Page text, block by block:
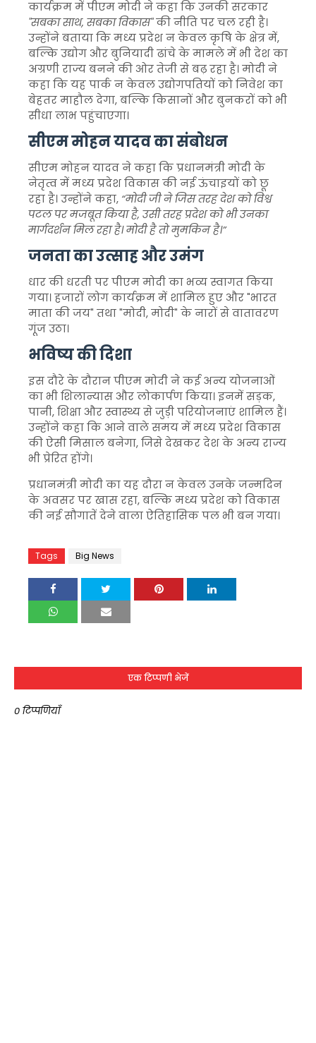
कार्यक्रम में पीएम मोदी ने कहा कि उनकी सरकार
"सबका साथ, सबका विकास"की नीति पर चल रही है।
उन्होंने बताया कि मध्य प्रदेश न केवल कृषि के क्षेत्र में,
बल्कि उद्योग और बुनियादी ढांचे के मामले में भी देश का
अग्रणी राज्य बनने की ओर तेजी से बढ़ रहा है। मोदी ने
कहा कि यह पार्क न केवल उद्योगपतियों को निवेश का
बेहतर माहौल देगा, बल्कि किसानों और बुनकरों को भी
सीधा लाभ पहुंचाएगा।
सीएम मोहन यादव का संबोधन
सीएम मोहन यादव ने कहा कि प्रधानमंत्री मोदी के
नेतृत्व में मध्य प्रदेश विकास की नई ऊंचाइयों को छू
रहा है। उन्होंने कहा, “मोदी जी ने जिस तरह देश को विश्व
पटल पर मजबूत किया है, उसी तरह प्रदेश को भी उनका
मार्गदर्शन मिल रहा है। मोदी है तो मुमकिन है।”
जनता का उत्साह और उमंग
धार की धरती पर पीएम मोदी का भव्य स्वागत किया
गया। हजारों लोग कार्यक्रम में शामिल हुए और "भारत
माता की जय" तथा "मोदी, मोदी" के नारों से वातावरण
गूंज उठा।
भविष्य की दिशा
इस दौरे के दौरान पीएम मोदी ने कई अन्य योजनाओं
का भी शिलान्यास और लोकार्पण किया। इनमें सड़क,
पानी, शिक्षा और स्वास्थ्य से जुड़ी परियोजनाएं शामिल हैं।
उन्होंने कहा कि आने वाले समय में मध्य प्रदेश विकास
की ऐसी मिसाल बनेगा, जिसे देखकर देश के अन्य राज्य
भी प्रेरित होंगे।
प्रधानमंत्री मोदी का यह दौरा न केवल उनके जन्मदिन
के अवसर पर खास रहा, बल्कि मध्य प्रदेश को विकास
की नई सौगातें देने वाला ऐतिहासिक पल भी बन गया।
Tags Big News
एक टिप्पणी भेजें
0 टिप्पणियाँ